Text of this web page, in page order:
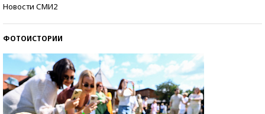
Новости СМИ2
ФОТОИСТОРИИ